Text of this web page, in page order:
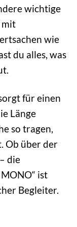
wichtige
mit
wie
du alles, was
für einen
Länge
so tragen,
Ob über der
die
ist
Begleiter.